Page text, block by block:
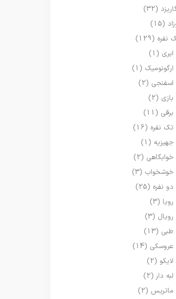
(32)
(15)
نفره (129)
(1)
(1)
(2)
(2)
(11)
نفره (16)
(1)
(2)
(3)
نفره (25)
(3)
(3)
(13)
(14)
(2)
دار (2)
(2)